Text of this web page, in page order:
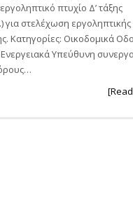
πτυχίο Δ’ τάξης
για στελέχωση εργοληπτικής
Κατηγορίες: Οικοδομικά
Υπεύθυνη